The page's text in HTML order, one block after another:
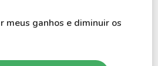
meus ganhos e diminuir os